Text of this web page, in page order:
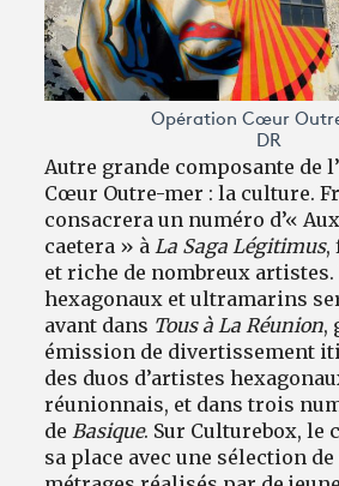
Opération Cœur
DR
Autre grande composante de
Cœur Outre-mer : la culture.
consacrera un numéro d’«
caetera » à La Saga Légitimus,
et riche de nombreux artistes.
hexagonaux et ultramarins
avant dans Tous à La Réunion,
émission de divertissement
des duos d’artistes
réunionnais, et dans trois
de Basique. Sur Culturebox, le
sa place avec une sélection